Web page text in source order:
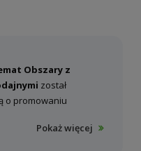
Obszary z
został
o promowaniu
z roślinami
Pokaż więcej